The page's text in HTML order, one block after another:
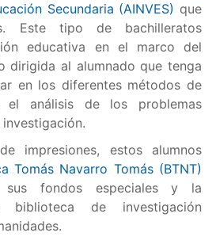
Secundaria (AINVES) que
Este tipo de bachilleratos
educativa en el marco del
dirigida al alumnado que tenga
en los diferentes métodos de
el análisis de los problemas
impresiones, estos alumnos
Tomás Navarro Tomás (BTNT)
sus fondos especiales y la
de investigación